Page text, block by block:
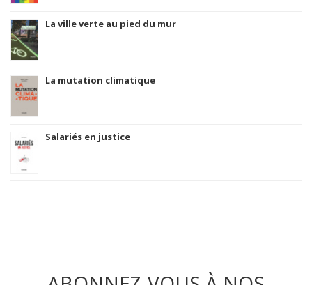
La ville verte au pied du mur
La mutation climatique
Salariés en justice